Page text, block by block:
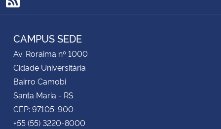
RSS
CAMPUS SEDE
Av. Roraima nº 1000
Cidade Universitária
Bairro Camobi
Santa Maria - RS
CEP: 97105-900
+55 (55) 3220-8000